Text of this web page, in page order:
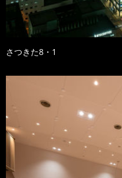
さつきた8・1